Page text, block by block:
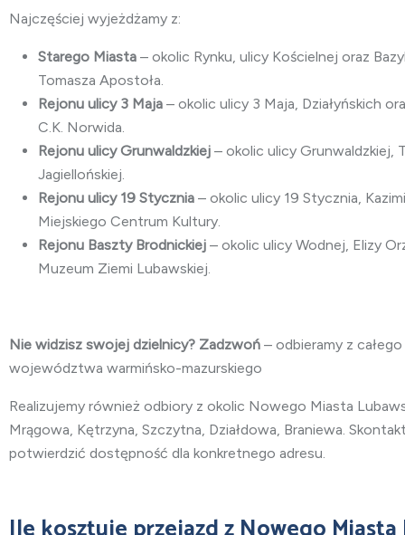
Najczęściej wyjeżdżamy z:
Starego Miasta – okolic Rynku, ulicy Kościelnej oraz
Tomasza Apostoła.
Rejonu ulicy 3 Maja – okolic ulicy 3 Maja, Działyńskich
C.K. Norwida.
Rejonu ulicy Grunwaldzkiej – okolic ulicy Grunwaldzkiej,
Jagiellońskiej.
Rejonu ulicy 19 Stycznia – okolic ulicy 19 Stycznia,
Miejskiego Centrum Kultury.
Rejonu Baszty Brodnickiej – okolic ulicy Wodnej, Elizy
Muzeum Ziemi Lubawskiej.
Nie widzisz swojej dzielnicy? Zadzwoń – odbieramy z
województwa warmińsko-mazurskiego
Realizujemy również odbiory z okolic Nowego Miasta
Mrągowa, Kętrzyna, Szczytna, Działdowa, Braniewa.
potwierdzić dostępność dla konkretnego adresu.